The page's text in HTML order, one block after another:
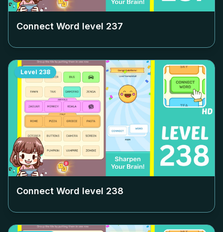
Connect Word level 237
Level 238
Connect Word level 238